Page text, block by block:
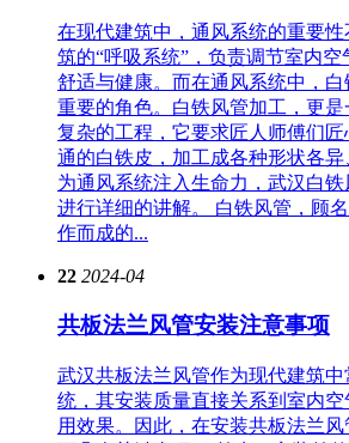
在现代建筑中，通风系统的重要
筑的“呼吸系统”，负责调节室内
舒适与健康。而在通风系统中，
重要的角色。白铁风管加工，更
复杂的工程，它要求匠人师傅们
通的白铁皮，加工成各种形状各异
为通风系统注入生命力，武汉白
进行详细的讲解。 白铁风管，顾
作而成的...
22 2024-04
共板法兰风管安装注意事项
武汉共板法兰风管作为现代建筑
统，其安装质量直接关系到室内
用效果。因此，在安装共板法兰